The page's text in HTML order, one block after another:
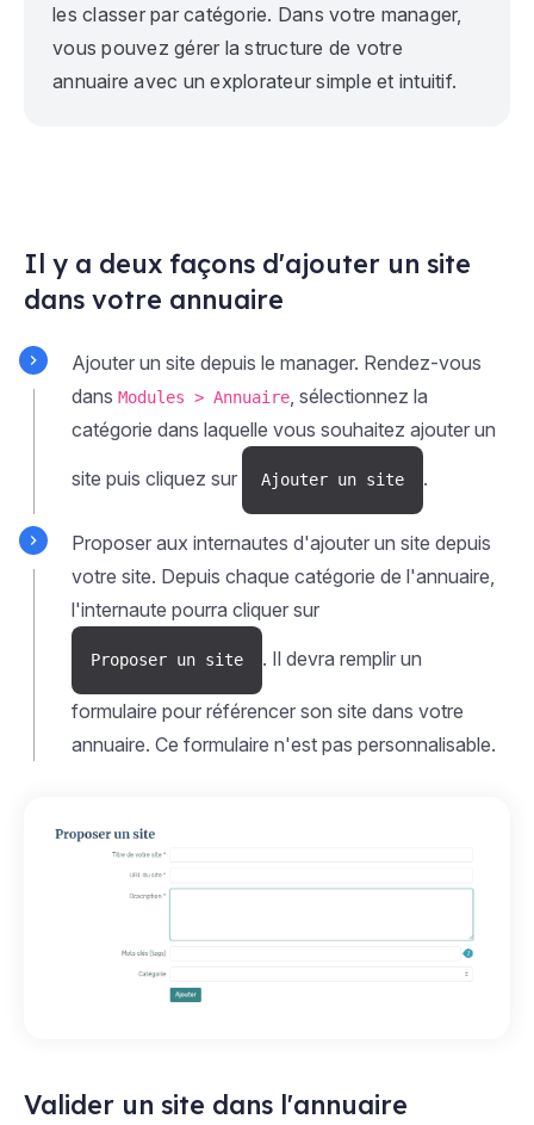
les classer par catégorie. Dans votre manager,
vous pouvez gérer la structure de votre
annuaire avec un explorateur simple et intuitif.
Il y a deux façons d'ajouter un site
dans votre annuaire
Ajouter un site depuis le manager. Rendez-vous
dans Modules > Annuaire , sélectionnez la
catégorie dans laquelle vous souhaitez ajouter un
site puis cliquez sur Ajouter un site .
Proposer aux internautes d'ajouter un site depuis
votre site. Depuis chaque catégorie de l'annuaire,
l'internaute pourra cliquer sur
Proposer un site . Il devra remplir un
formulaire pour référencer son site dans votre
annuaire. Ce formulaire n'est pas personnalisable.
Valider un site dans l'annuaire